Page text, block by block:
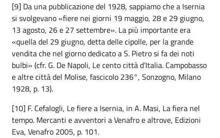
[9] Da una pubblicazione del 1928, sappiamo che a Isernia
si svolgevano «fiere nei giorni 19 maggio, 28 e 29 giugno,
13 agosto, 26 e 27 settembre». La più importante era
«quella del 29 giugno, detta delle cipolle, per la grande
vendita che nel giorno dedicato a S. Pietro si fa dei noti
bulbi» (cfr. G. De Napoli, Le cento città d’Italia. Campobasso
e altre città del Molise, fascicolo 236°, Sonzogno, Milano
1928, p. 13).
[10] F. Cefalogli, Le fiere a Isernia, in A. Masi, La fiera nel
tempo. Mercanti e avventori a Venafro e altrove, Edizioni
Eva, Venafro 2005, p. 101.